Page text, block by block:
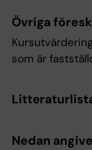
Övriga
som är
Nedan